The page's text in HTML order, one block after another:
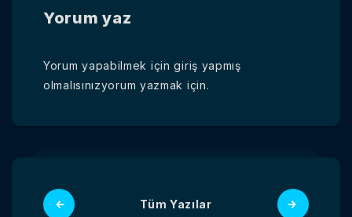
Yorum yaz
Yorum yapabilmek içingiriş yapmış
olmalısınızyorum yazmak için.
Tüm Yazılar